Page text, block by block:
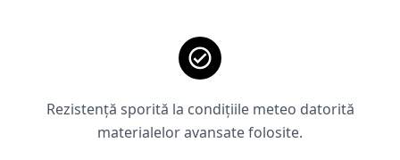
Rezistență sporită la condițiile meteo datorită
materialelor avansate folosite.